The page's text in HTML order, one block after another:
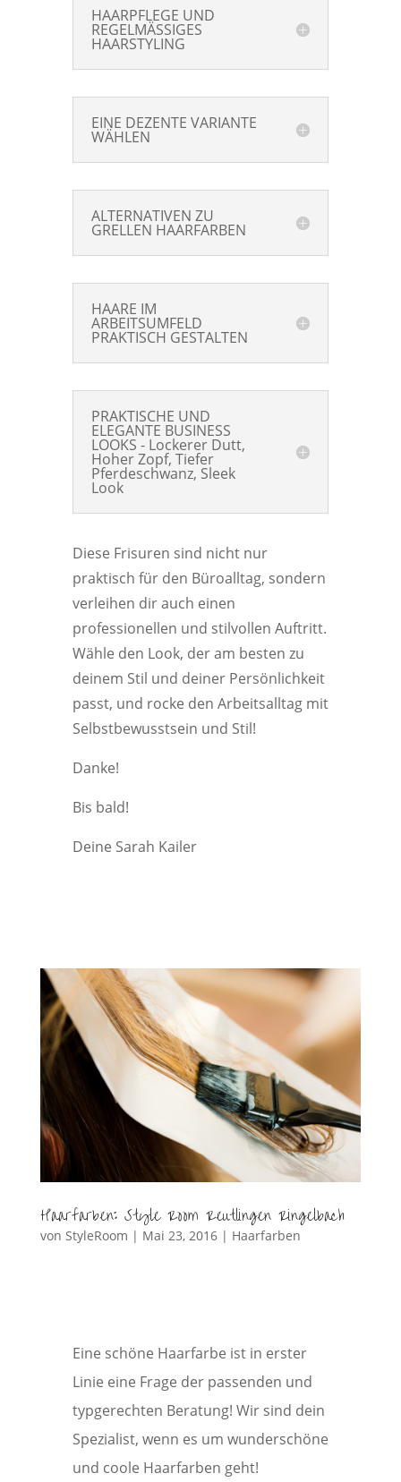
HAARPFLEGE UND
REGELMÄSSIGES
HAARSTYLING
EINE DEZENTE VARIANTE
WÄHLEN
ALTERNATIVEN ZU
GRELLEN HAARFARBEN
HAARE IM
ARBEITSUMFELD
PRAKTISCH GESTALTEN
PRAKTISCHE UND
ELEGANTE BUSINESS
LOOKS - Lockerer Dutt,
Hoher Zopf, Tiefer
Pferdeschwanz, Sleek
Look
Diese Frisuren sind nicht nur
praktisch für den Büroalltag, sondern
verleihen dir auch einen
professionellen und stilvollen Auftritt.
Wähle den Look, der am besten zu
deinem Stil und deiner Persönlichkeit
passt, und rocke den Arbeitsalltag mit
Selbstbewusstsein und Stil!
Danke!
Bis bald!
Deine Sarah Kailer
Haarfarben: Style Room Reutlingen Ringelbach
von StyleRoom | Mai 23, 2016| Haarfarben
Eine schöne Haarfarbe ist in erster
Linie eine Frage der passenden und
typgerechten Beratung! Wir sind dein
Spezialist, wenn es um wunderschöne
und coole Haarfarben geht!